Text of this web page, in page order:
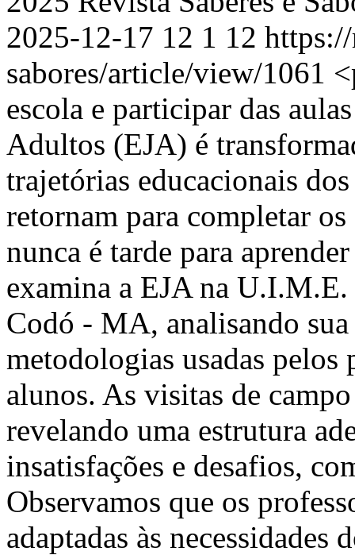
2025-12-17 12 1 12
sabores/article/view/1061
escola e participar das
Adultos (EJA) é
trajetórias educacionais
retornam para completar
nunca é tarde para
examina a EJA na
Codó - MA, analisando
metodologias usadas pelos
alunos. As visitas de
revelando uma estrutura
insatisfações e desafios,
Observamos que os
adaptadas às